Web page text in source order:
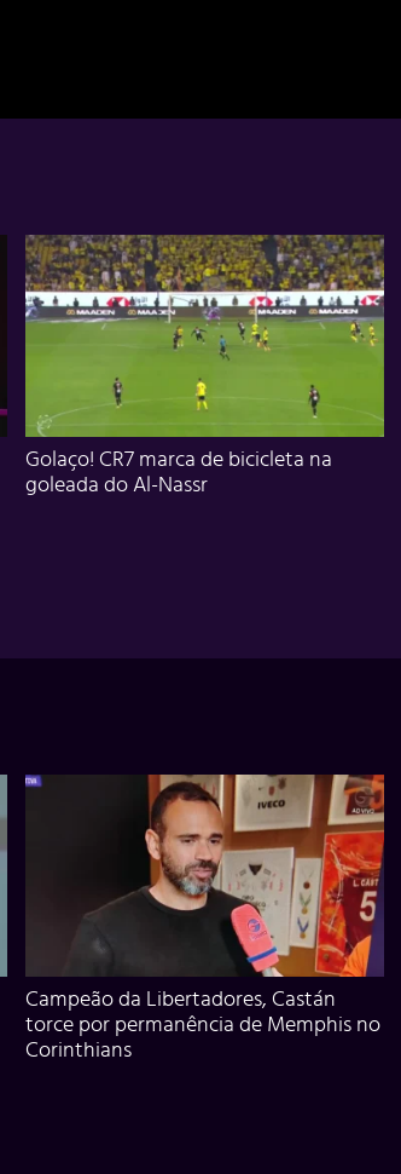
Golaço! CR7 marca de bicicleta na
goleada do Al-Nassr
Campeão da Libertadores, Castán
torce por permanência de Memphis no
Corinthians